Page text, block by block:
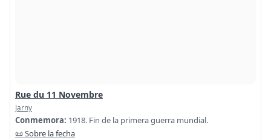
Rue du 11 Novembre
Jarny
Conmemora: 1918. Fin de la primera guerra mundial.
📜 Sobre la fecha